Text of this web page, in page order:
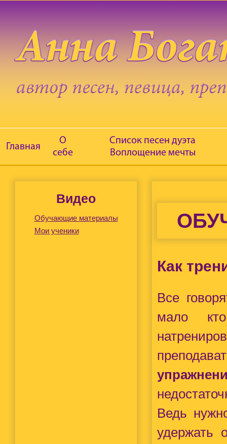
Главная
О
себе
Список песен дуэта
Воплощение мечты
Видео
Обучающие материалы
Мои ученики
Как
Все
мало
Ведь
удержать